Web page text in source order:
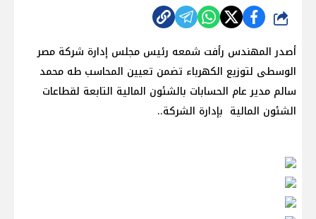
شارك
أصدر المهندس رأفت شمعه رئيس مجلس إدارة شركة مصر
الوسطى لتوزيع الكهرباء تضمن تعيين المحاسب طه محمد
سالم مدير عام الحسابات بالشئون المالية التابعة لقطاعات
الشئون المالية بإدارة الشركة..